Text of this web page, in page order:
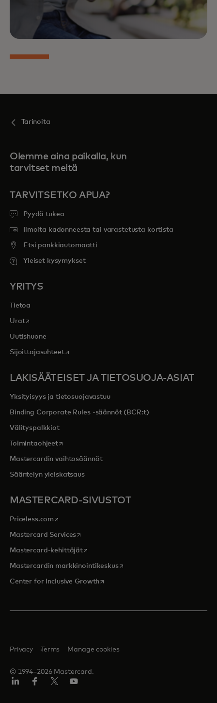
Tarinoita
Olemme aina paikalla, kun
tarvitset meitä
TARVITSETKO APUA?
Pyydä tukea
Ilmoita kadonneesta tai varastetusta kortista
Etsi pankkiautomaatti
Yleiset kysymykset
YRITYS
Tietoa
Uratopens in a new tab
Uutishuone
Sijoittajasuhteetopens in a new tab
LAKISÄÄTEISET JA TIETOSUOJA-ASIAT
Yksityisyys ja tietosuojavastuu
Binding Corporate Rules -säännöt (BCR:t)
Välityspalkkiot
Toimintaohjeetopens in a new tab
Mastercardin vaihtosäännöt
Sääntelyn yleiskatsaus
MASTERCARD-SIVUSTOT
Priceless.com opens in a new tab
Mastercard Servicesopens in a new tab
Mastercard-kehittäjätopens in a new tab
Mastercardin markkinointikeskusopens in a new tab
Center for Inclusive Growthopens in a new tab
© 1994–2026 Mastercard.
Privacy Terms Manage cookies